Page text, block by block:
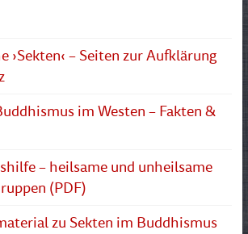
›Sekten‹ – Seiten zur Aufklärung
im Westen – Fakten &
– heilsame und unheilsame
(PDF)
zu Sekten im Buddhismus